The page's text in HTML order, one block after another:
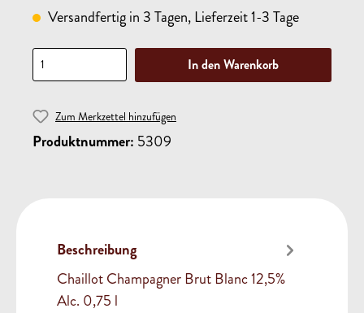
Versandfertig in 3 Tagen, Lieferzeit 1-3 Tage
In den Warenkorb
Zum Merkzettel hinzufügen
Produktnummer: 5309
Beschreibung
Chaillot Champagner Brut Blanc 12,5%
Alc. 0,75 l